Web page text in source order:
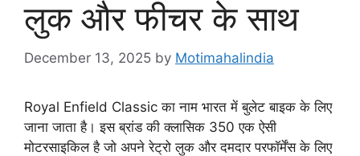
लुक और फीचर के साथ
December 13, 2025 by Motimahalindia
Royal Enfield Classic का नाम भारत में बुलेट बाइक के लिए
जाना जाता है। इस ब्रांड की क्लासिक 350 एक ऐसी
मोटरसाइकिल है जो अपने रेट्रो लुक और दमदार परफॉर्मेंस के लिए